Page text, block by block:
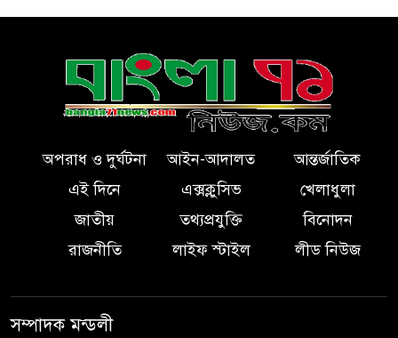
অপরাধ ও দুর্ঘটনা আইন-আদালত
আন্তর্জাতিক
এই দিনে
এক্সক্লুসিভ
খেলাধুলা
জাতীয়
তথ্যপ্রযুক্তি
বিনোদন
রাজনীতি
লাইফ স্টাইল লীড নিউজ
সম্পাদক মন্ডলী